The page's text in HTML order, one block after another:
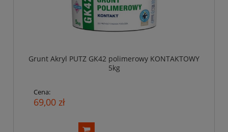
Grunt Akryl PUTZ GK42 polimerowy KONTAKTOWY
5kg
Cena:
69,00 zł